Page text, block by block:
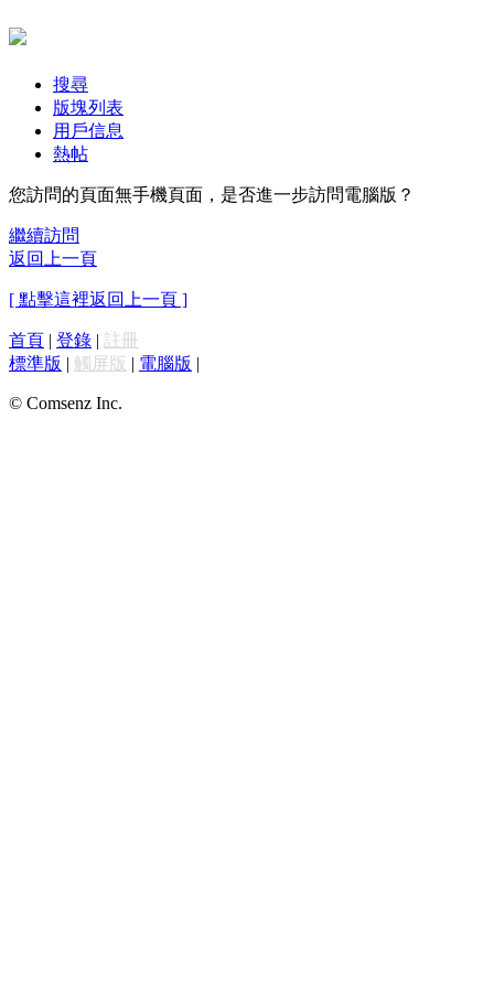
搜尋
版塊列表
用戶信息
熱帖
您訪問的頁面無手機頁面，是否進一步訪問電腦版？
繼續訪問
返回上一頁
[ 點擊這裡返回上一頁 ]
首頁 | 登錄 | 註冊
標準版 | 觸屏版 | 電腦版 |
© Comsenz Inc.